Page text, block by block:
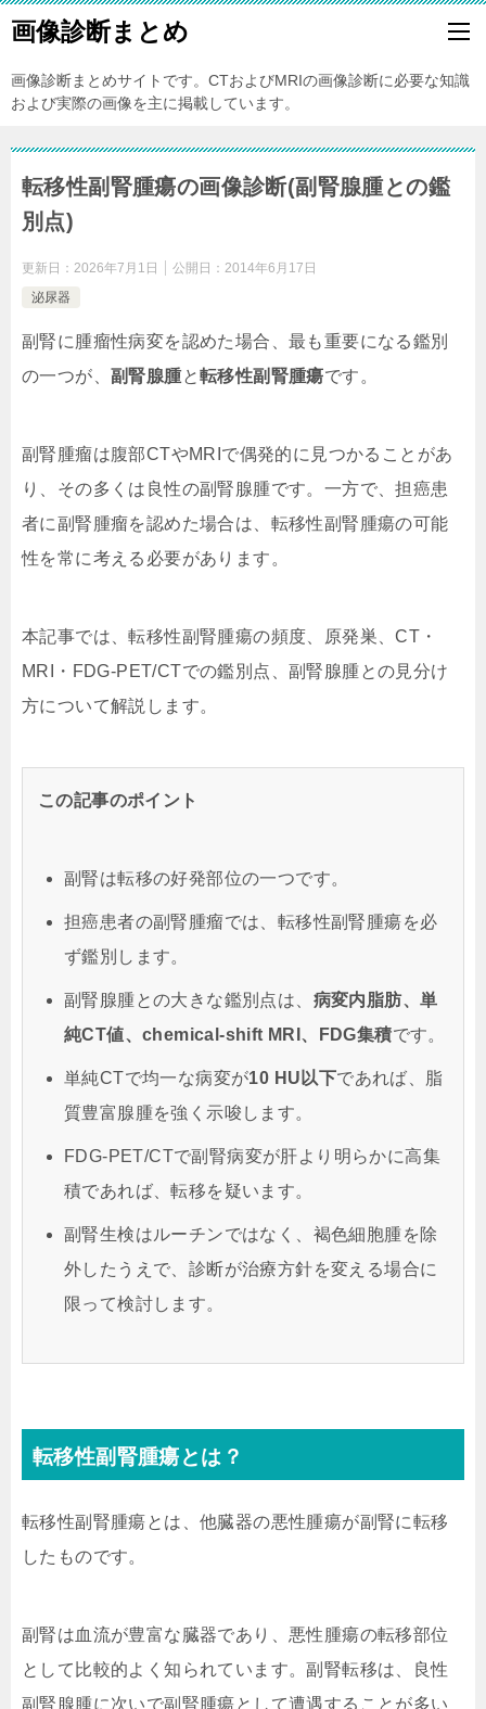
画像診断まとめ
画像診断まとめサイトです。CTおよびMRIの画像診断に必要な知識
および実際の画像を主に掲載しています。
転移性副腎腫瘍の画像診断(副腎腺腫との鑑
別点)
更新日： 2026年7月1日 公開日： 2014年6月17日
泌尿器
副腎に腫瘤性病変を認めた場合、最も重要になる鑑別
の一つが、 副腎腺腫と転移性副腎腫瘍です。
副腎腫瘤は腹部CTやMRIで偶発的に見つかることがあ
り、その多くは良性の副腎腺腫です。一方で、担癌患
者に副腎腫瘤を認めた場合は、転移性副腎腫瘍の可能
性を常に考える必要があります。
本記事では、転移性副腎腫瘍の頻度、原発巣、CT・
MRI・FDG-PET/CTでの鑑別点、副腎腺腫との見分け
方について解説します。
この記事のポイント
副腎は転移の好発部位の一つです。
担癌患者の副腎腫瘤では、転移性副腎腫瘍を必
ず鑑別します。
副腎腺腫との大きな鑑別点は、 病変内脂肪、単
純CT値、chemical-shift MRI、FDG集積です。
単純CTで均一な病変が10 HU以下であれば、脂
質豊富腺腫を強く示唆します。
FDG-PET/CTで副腎病変が肝より明らかに高集
積であれば、転移を疑います。
副腎生検はルーチンではなく、褐色細胞腫を除
外したうえで、診断が治療方針を変える場合に
限って検討します。
転移性副腎腫瘍とは？
転移性副腎腫瘍とは、他臓器の悪性腫瘍が副腎に転移
したものです。
副腎は血流が豊富な臓器であり、悪性腫瘍の転移部位
として比較的よく知られています。副腎転移は、良性
副腎腺腫に次いで副腎腫瘍として遭遇することが多い